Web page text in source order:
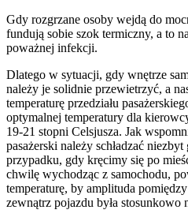
Gdy rozgrzane osoby wejdą do
fundują sobie szok termiczny, a to
poważnej infekcji.
Dlatego w sytuacji, gdy wnętrze
należy je solidnie przewietrzyć, a
temperaturę przedziału
optymalnej temperatury dla
19-21 stopni Celsjusza. Jak
pasażerski należy schładzać
przypadku, gdy kręcimy się po
chwilę wychodząc z samochodu,
temperaturę, by amplituda
zewnątrz pojazdu była stosunkowo